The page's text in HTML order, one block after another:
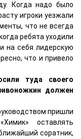
Когда надо было
игроки уезжали
что не всегда
ребята уходили
на себя лидерскую
что и привело
туда своего
должен
пришли
оставлять
соратник,